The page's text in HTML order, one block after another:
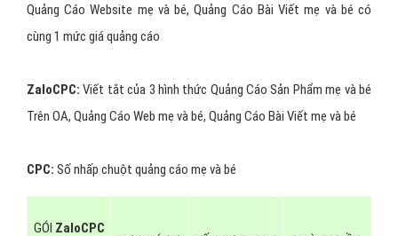
Quảng Cáo Website mẹ và bé, Quảng Cáo Bài Viết mẹ và bé có
cùng 1 mức giá quảng cáo
ZaloCPC: Viết tắt của 3 hình thức Quảng Cáo Sản Phẩm mẹ và bé
Trên OA, Quảng Cáo Web mẹ và bé, Quảng Cáo Bài Viết mẹ và bé
CPC: Số nhấp chuột quảng cáo mẹ và bé
GÓI ZaloCPC